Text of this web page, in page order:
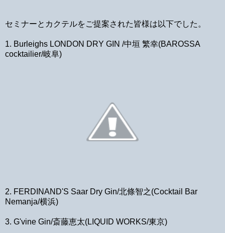
セミナーとカクテルをご提案された皆様は以下でした。
1. Burleighs LONDON DRY GIN /中垣 繁幸(BAROSSA
cocktailier/岐阜)
2. FERDINAND'S Saar Dry Gin/北條智之(Cocktail Bar
Nemanja/横浜)
3. G'vine Gin/斎藤恵太(LIQUID WORKS/東京)